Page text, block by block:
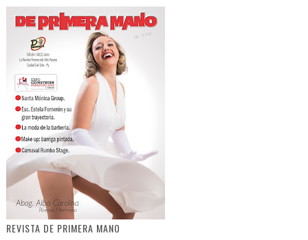
REVISTA DE PRIMERA MANO